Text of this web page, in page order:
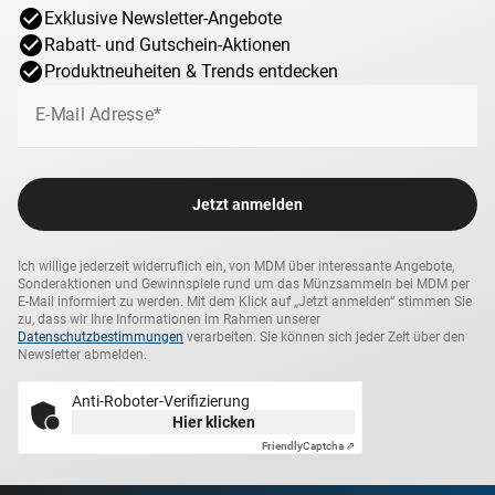
Exklusive Newsletter-Angebote
Rabatt- und Gutschein-Aktionen
Produktneuheiten & Trends entdecken
E-Mail Adresse*
Jetzt anmelden
Ich willige jederzeit widerruflich ein, von MDM über interessante Angebote,
Sonderaktionen und Gewinnspiele rund um das Münzsammeln bei MDM per
E-Mail informiert zu werden. Mit dem Klick auf „Jetzt anmelden“ stimmen Sie
zu, dass wir Ihre Informationen im Rahmen unserer
Datenschutzbestimmungen verarbeiten. Sie können sich jeder Zeit über den
Newsletter abmelden.
Anti-Roboter-Verifizierung
Hier klicken
FriendlyCaptcha ⇗